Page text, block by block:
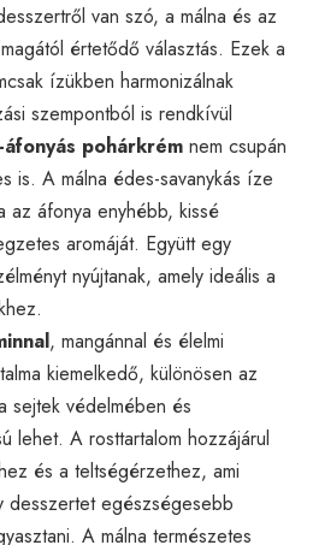
van szó, a málna és az
értetődő választás. Ezek a
ízükben harmonizálnak
szempontból is rendkívül
áfonyás pohárkrém nem csupán
is. A málna édes-savanykás íze
az áfonya enyhébb, kissé
aromáját. Együtt egy
nyújtanak, amely ideális a
, mangánnal és élelmi
kiemelkedő, különösen az
sejtek védelmében és
lehet. A rosttartalom hozzájárul
és a teltségérzethez, ami
desszertet egészségesebb
A málna természetes